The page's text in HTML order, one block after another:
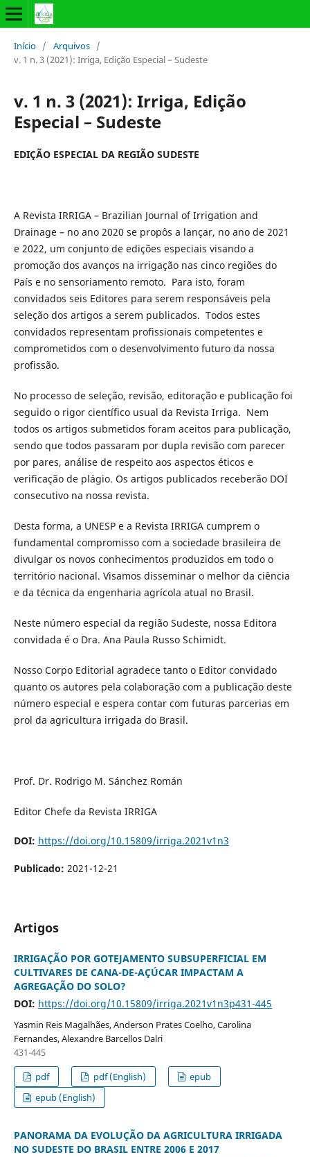
Início / Arquivos /
v. 1 n. 3 (2021): Irriga, Edição Especial – Sudeste
v. 1 n. 3 (2021): Irriga, Edição
Especial – Sudeste
EDIÇÃO ESPECIAL DA REGIÃO SUDESTE
A Revista IRRIGA – Brazilian Journal of Irrigation and
Drainage – no ano 2020 se propôs a lançar, no ano de 2021
e 2022, um conjunto de edições especiais visando a
promoção dos avanços na irrigação nas cinco regiões do
País e no sensoriamento remoto. Para isto, foram
convidados seis Editores para serem responsáveis pela
seleção dos artigos a serem publicados. Todos estes
convidados representam profissionais competentes e
comprometidos com o desenvolvimento futuro da nossa
profissão.
No processo de seleção, revisão, editoração e publicação foi
seguido o rigor científico usual da Revista Irriga. Nem
todos os artigos submetidos foram aceitos para publicação,
sendo que todos passaram por dupla revisão com parecer
por pares, análise de respeito aos aspectos éticos e
verificação de plágio. Os artigos publicados receberão DOI
consecutivo na nossa revista.
Desta forma, a UNESP e a Revista IRRIGA cumprem o
fundamental compromisso com a sociedade brasileira de
divulgar os novos conhecimentos produzidos em todo o
território nacional. Visamos disseminar o melhor da ciência
e da técnica da engenharia agrícola atual no Brasil.
Neste número especial da região Sudeste, nossa Editora
convidada é o Dra. Ana Paula Russo Schimidt.
Nosso Corpo Editorial agradece tanto o Editor convidado
quanto os autores pela colaboração com a publicação deste
número especial e espera contar com futuras parcerias em
prol da agricultura irrigada do Brasil.
Prof. Dr. Rodrigo M. Sánchez Román
Editor Chefe da Revista IRRIGA
DOI: https://doi.org/10.15809/irriga.2021v1n3
Publicado: 2021-12-21
Artigos
IRRIGAÇÃO POR GOTEJAMENTO SUBSUPERFICIAL EM
CULTIVARES DE CANA-DE-AÇÚCAR IMPACTAM A
AGREGAÇÃO DO SOLO?
DOI: https://doi.org/10.15809/irriga.2021v1n3p431-445
Yasmin Reis Magalhães, Anderson Prates Coelho, Carolina
Fernandes, Alexandre Barcellos Dalri
431-445
pdf
pdf (English)
epub
epub (English)
PANORAMA DA EVOLUÇÃO DA AGRICULTURA IRRIGADA
NO SUDESTE DO BRASIL ENTRE 2006 E 2017